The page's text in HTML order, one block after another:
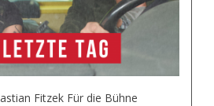
Fitzek Für die Bühne